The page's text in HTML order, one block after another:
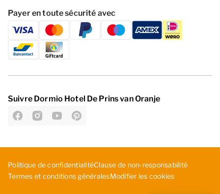
Payer en toute sécurité avec
Suivre Dormio Hotel De Prins van Oranje
Politique de confidentialitéC­lau­se ­de ­non­-re­spo­nsa­bil­ité
Termes et conditions généralesModifier les cookies